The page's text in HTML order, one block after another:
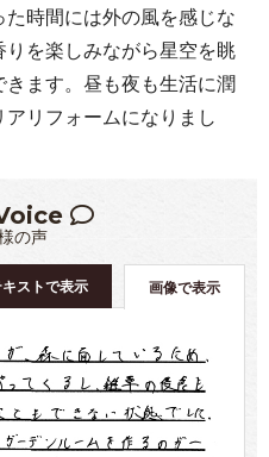
時間には外の風を感じな
を楽しみながら星空を眺
ます。昼も夜も生活に潤
リフォームになりまし
の声
画像で表示
ストで表示